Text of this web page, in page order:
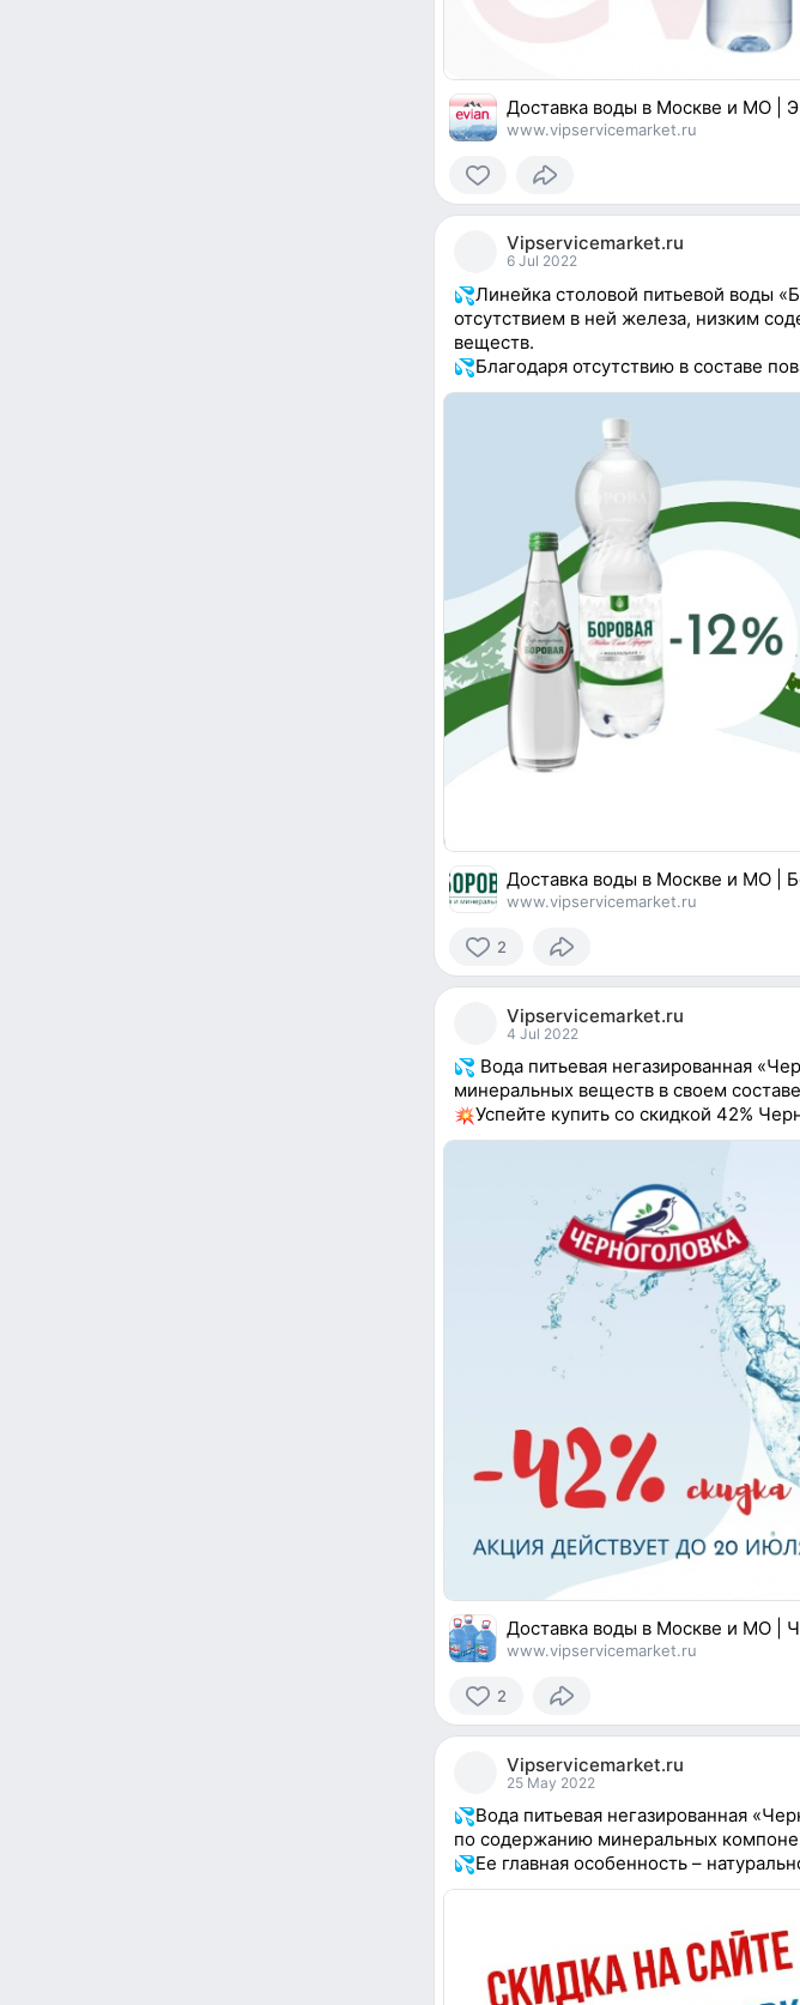
Доставка воды в Москве и МО |
www.vipservicemarket.ru
0
reactedVipservicemarket.ru
6 Jul 2022
Линейка столовой питьевой воды
отсутствием в ней железа, низким
веществ.
Благодаря отсутствию в составе
Доставка воды в Москве и МО |
www.vipservicemarket.ru
2
2
reactedVipservicemarket.ru
4 Jul 2022
Вода питьевая негазированная
минеральных веществ в своем
Успейте купить со скидкой 42%
Доставка воды в Москве и МО |
www.vipservicemarket.ru
2
2
reactedVipservicemarket.ru
25 May 2022
Вода питьевая негазированная
по содержанию минеральных
Ее главная особенность –